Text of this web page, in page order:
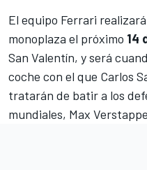
El equipo Ferrari
monoplaza el próximo 14
San Valentín, y será
coche con el que Carlos
tratarán de batir a los
mundiales, Max